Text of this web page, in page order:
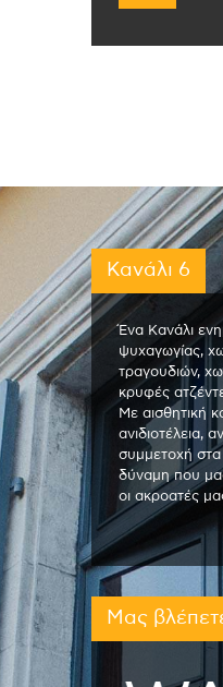
Κανάλι 6
Ένα Κανάλι
ψυχαγωγίας,
τραγουδιών,
κρυφές
Με αισθητική
ανιδιοτέλεια,
συμμετοχή στα
δύναμη που
οι ακροατές
Μας